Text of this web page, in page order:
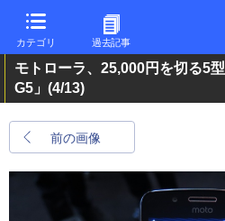
カテゴリ 過去記事
モトローラ、25,000円を切る5
G5」 (4/13)
前の画像